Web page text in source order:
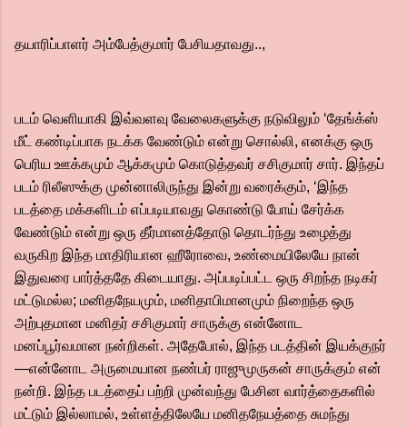
தயாரிப்பாளர் அம்பேத்குமார் பேசியதாவது..,
படம் வெளியாகி இவ்வளவு வேலைகளுக்கு நடுவிலும் ‘தேங்க்ஸ்
மீட் கண்டிப்பாக நடக்க வேண்டும் என்று சொல்லி, எனக்கு ஒரு
பெரிய ஊக்கமும் ஆக்கமும் கொடுத்தவர் சசிகுமார் சார். இந்தப்
படம் ரிலீஸுக்கு முன்னாலிருந்து இன்று வரைக்கும், ‘இந்த
படத்தை மக்களிடம் எப்படியாவது கொண்டு போய் சேர்க்க
வேண்டும் என்று ஒரு தீர்மானத்தோடு தொடர்ந்து உழைத்து
வருகிற இந்த மாதிரியான ஹீரோவை, உண்மையிலேயே நான்
இதுவரை பார்த்ததே கிடையாது. அப்படிப்பட்ட ஒரு சிறந்த நடிகர்
மட்டுமல்ல; மனிதநேயமும், மனிதாபிமானமும் நிறைந்த ஒரு
அற்புதமான மனிதர் சசிகுமார் சாருக்கு என்னோட
மனப்பூர்வமான நன்றிகள். அதேபோல், இந்த படத்தின் இயக்குநர்
—என்னோட அருமையான நண்பர் ராஜுமுருகன் சாருக்கும் என்
நன்றி. இந்த படத்தைப் பற்றி முன்வந்து பேசின வார்த்தைகளில்
மட்டும் இல்லாமல், உள்ளத்திலேயே மனிதநேயத்தை சுமந்து